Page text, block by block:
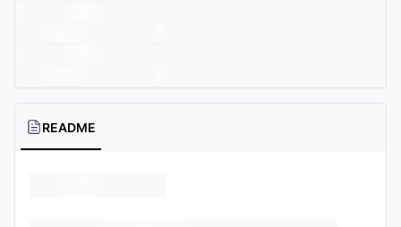
README